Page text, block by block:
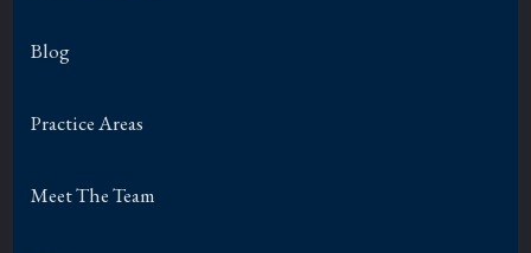
Blog
Practice Areas
Meet The Team